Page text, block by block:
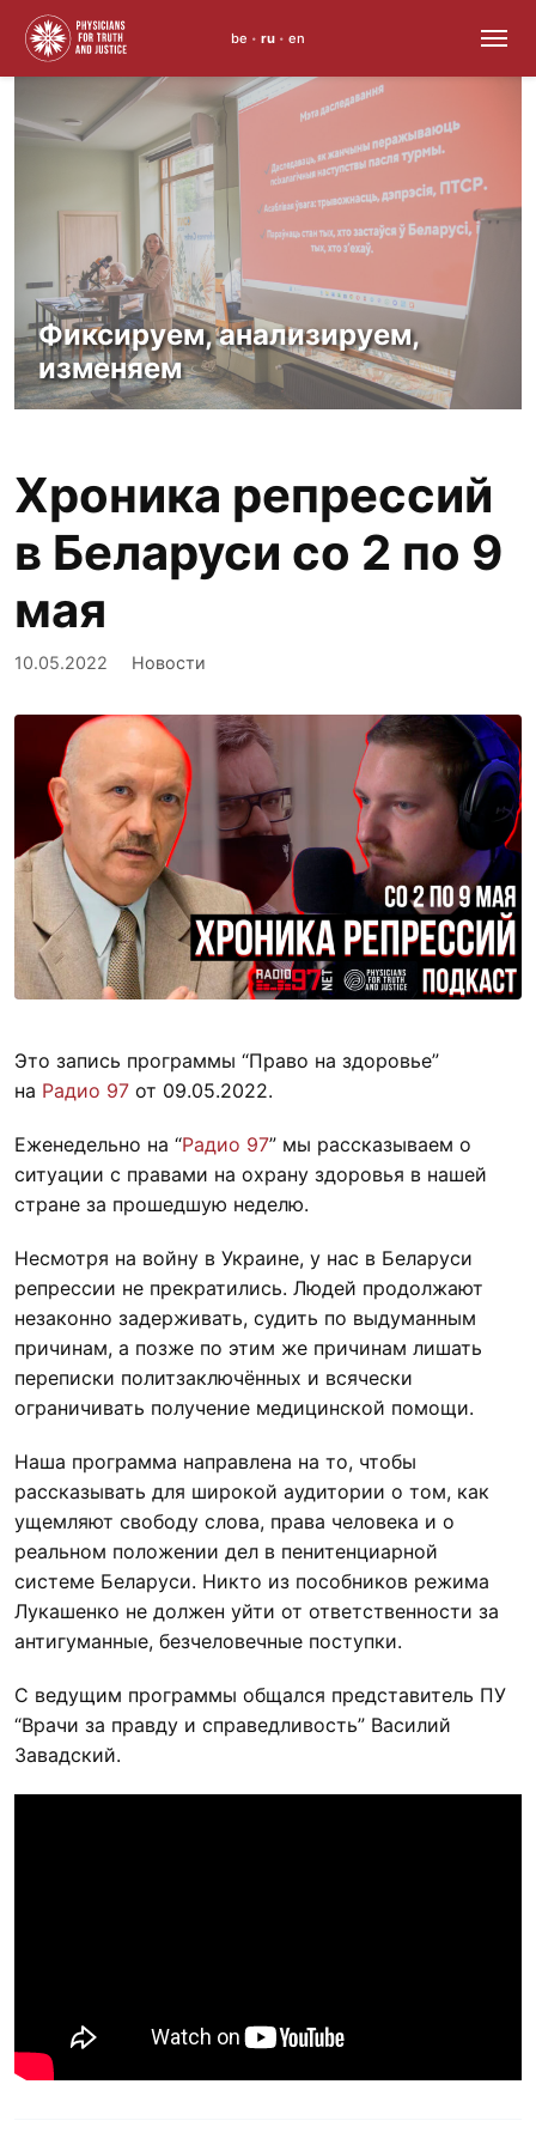
to
content
be • ru • en
Фиксируем, анализируем,
изменяем
Хроника репрессий
в Беларуси со 2 по 9
мая
10.05.2022 Новости
Это запись программы “Право на здоровье”
на Радио 97 от 09.05.2022.
Еженедельно на “Радио 97” мы рассказываем о
ситуации с правами на охрану здоровья в нашей
стране за прошедшую неделю.
Несмотря на войну в Украине, у нас в Беларуси
репрессии не прекратились. Людей продолжают
незаконно задерживать, судить по выдуманным
причинам, а позже по этим же причинам лишать
переписки политзаключённых и всячески
ограничивать получение медицинской помощи.
Наша программа направлена на то, чтобы
рассказывать для широкой аудитории о том, как
ущемляют свободу слова, права человека и о
реальном положении дел в пенитенциарной
системе Беларуси. Никто из пособников режима
Лукашенко не должен уйти от ответственности за
антигуманные, безчеловечные поступки.
С ведущим программы общался представитель ПУ
“Врачи за правду и справедливость” Василий
Завадский.